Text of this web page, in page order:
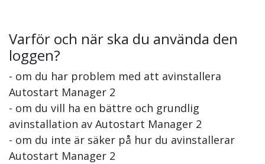
Varför och när ska du använda den
loggen?
- om du har problem med att avinstallera
Autostart Manager 2
- om du vill ha en bättre och grundlig
avinstallation av Autostart Manager 2
- om du inte är säker på hur du avinstallerar
Autostart Manager 2